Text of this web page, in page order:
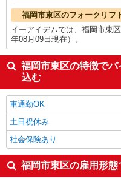
福岡市東区のフォークリフ
イーアイデムでは、福岡市東
年08月09日現在）。
福岡市東区の特徴で
込む
車通勤OK
土日祝休み
社会保険あり
福岡市東区の雇用形態